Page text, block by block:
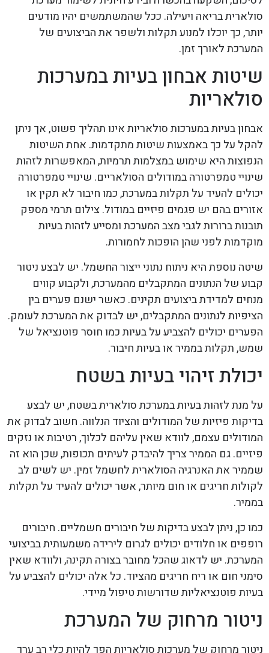
סולארית בריאה ויעילה. ככל שהמשתמשים יהיו מודעים
יותר, כך יוכלו למנוע תקלות ולשפר את הביצועים של
המערכת לאורך זמן.
שיטות אבחון בעיות במערכות
סולאריות
אבחון בעיות במערכות סולאריות אינו תהליך פשוט, אך ניתן
להקל על כך באמצעות שיטות מתקדמות. אחת השיטות
הנפוצות היא שימוש במצלמות תרמיות, המאפשרות לזהות
שינויי טמפרטורה במודולים הסולאריים. שינויי טמפרטורה
יכולים להעיד על תקלות במערכת, כמו חיבור לא תקין או
אזורים בהם יש פגמים פיזיים במודול. צילום תרמי מספק
תובנות ברורות לגבי מצב המערכת ומסייע לזהות בעיות
מוקדמות לפני שהן הופכות לחמורות.
שיטה נוספת היא ניתוח נתוני ייצור החשמל. יש לבצע ניטור
קבוע של הנתונים המתקבלים מהמערכת, ולקבוע קווים
מנחים למדידת ביצועים תקינים. כאשר ישנם פערים בין
הציפיות לנתונים המתקבלים, יש לבדוק את המערכת לעומק.
הפערים יכולים להצביע על בעיות כמו חוסר פוטנציאל של
שמש, תקלות בממיר או בעיות חיבור.
יכולת זיהוי בעיות בשטח
על מנת לזהות בעיות במערכת סולארית בשטח, יש לבצע
בדיקות פיזיות של המודולים והציוד הנלווה. חשוב לבדוק את
המודולים עצמם, לוודא שאין עליהם לכלוך, רטיבות או נזקים
פיזיים. גם הממיר צריך להיבדק לעיתים תכופות, שכן הוא זה
שממיר את האנרגיה הסולארית לחשמל זמין. יש לשים לב
לקולות חריגים או חום מיותר, אשר יכולים להעיד על תקלות
בממיר.
כמו כן, ניתן לבצע בדיקות של חיבורים חשמליים. חיבורים
רופפים או חלודים יכולים לגרום לירידה משמעותית בביצועי
המערכת. יש לדאוג שהכל מחובר בצורה תקינה, ולוודא שאין
סימני חום או ריח חריגים מהציוד. כל אלה יכולים להצביע על
בעיות פוטנציאליות שדורשות טיפול מיידי.
ניטור מרחוק של המערכת
ניטור מרחוק של מערכות סולאריות הפך להיות כלי רב ערך